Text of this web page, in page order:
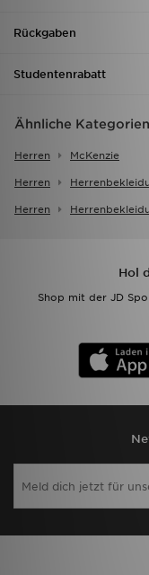
Rückgaben
Studentenrabatt
Ähnliche Kategorien
Herren McKenzie
Herren
Herren
Hol
Shop mit der JD